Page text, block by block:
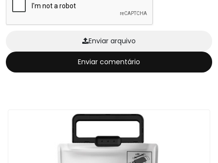
Enviar arquivo
Enviar comentário